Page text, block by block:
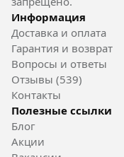
Информация
Доставка и оплата
Гарантия и возврат
Вопросы и ответы
Отзывы (539)
Контакты
Полезные ссылки
Блог
Акции